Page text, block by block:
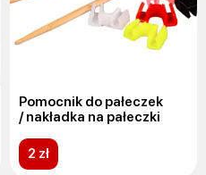
Pomocnik do pałeczek
/ nakładka na pałeczki
2 zł